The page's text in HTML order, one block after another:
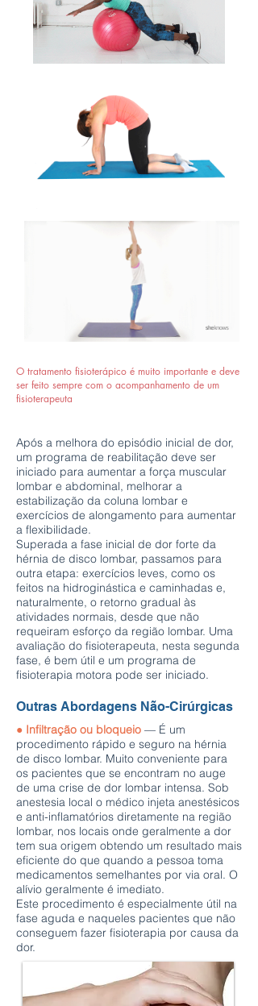
O tratamento fisioterápico é muito importante e deve
ser feito sempre com o acompanhamento de um
fisioterapeuta
Após a melhora do episódio inicial de dor,
um programa de reabilitação deve ser
iniciado para aumentar a força muscular
lombar e abdominal, melhorar a
estabilização da coluna lombar e
exercícios de alongamento para aumentar
a flexibilidade.
Superada a fase inicial de dor forte da
hérnia de disco lombar, passamos para
outra etapa: exercícios leves, como os
feitos na hidroginástica e caminhadas e,
naturalmente, o retorno gradual às
atividades normais, desde que não
requeiram esforço da região lombar. Uma
avaliação do fisioterapeuta, nesta segunda
fase, é bem útil e um programa de
fisioterapia motora pode ser iniciado.
Outras Abordagens Não-Cirúrgicas
● Infiltração ou bloqueio — É um
procedimento rápido e seguro na hérnia
de disco lombar. Muito conveniente para
os pacientes que se encontram no auge
de uma crise de dor lombar intensa. Sob
anestesia local o médico injeta anestésicos
e anti-inflamatórios diretamente na região
lombar, nos locais onde geralmente a dor
tem sua origem obtendo um resultado mais
eficiente do que quando a pessoa toma
medicamentos semelhantes por via oral. O
alívio geralmente é imediato.
Este procedimento é especialmente útil na
fase aguda e naqueles pacientes que não
conseguem fazer fisioterapia por causa da
dor.